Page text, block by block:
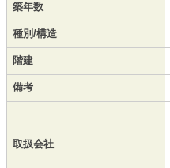
築年数
種別/構造
階建
備考
取扱会社